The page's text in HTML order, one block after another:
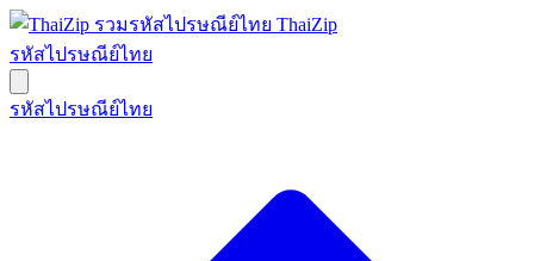
ThaiZip
รหัสไปรษณีย์ไทย
รหัสไปรษณีย์ไทย